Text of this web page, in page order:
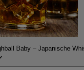
Baby – Japanische